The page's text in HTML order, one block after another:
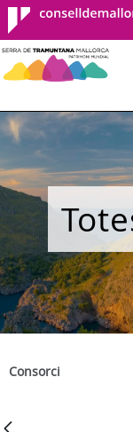
Consell
Mallorca
Consorci